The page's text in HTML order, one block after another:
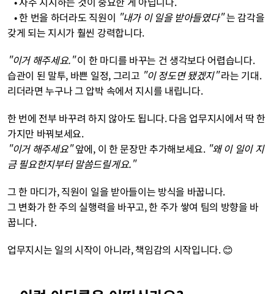
   • 한 번을 하더라도 직원이
"내가 이 일을 받아들였다" 는 감각을
갖게 되는 지시가 훨씬 강력합니다.
"이거 해주세요." 이 한 마디를 바꾸는 건 생각보다 어렵습니다.
습관이 된 말투, 바쁜 일정, 그리고 "이 정도면 됐겠지" 라는 기대.
리더라면 누구나 그 압박 속에서 지시를 내립니다.
한 번에 전부 바꾸려 하지 않아도 됩니다. 다음 업무지시에서 딱 한
가지만 바꿔보세요.
"이거 해주세요" 앞에, 이 한 문장만 추가해보세요. "왜 이 일이 지
금 필요한지부터 말씀드릴게요."
그 한 마디가, 직원이 일을 받아들이는 방식을 바꿉니다.
그 변화가 한 주의 실행력을 바꾸고, 한 주가 쌓여 팀의 방향을 바
꿉니다.
업무지시는 일의 시작이 아니라, 책임감의 시작입니다. 😊